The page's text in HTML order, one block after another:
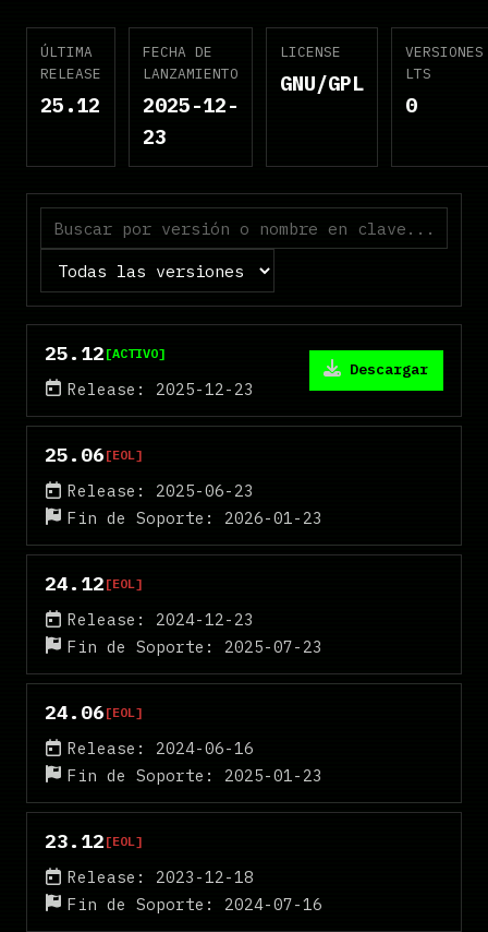
ÚLTIMA
RELEASE
25.12
FECHA DE
LANZAMIENTO
2025-12-
23
LICENSE
GNU/GPL
VERSIONES
LTS
0
Estado
25.12 [ACTIVO]
Release: 2025-12-23
Descargar
25.06 [EOL]
Release: 2025-06-23
Fin de Soporte: 2026-01-23
24.12 [EOL]
Release: 2024-12-23
Fin de Soporte: 2025-07-23
24.06 [EOL]
Release: 2024-06-16
Fin de Soporte: 2025-01-23
23.12 [EOL]
Release: 2023-12-18
Fin de Soporte: 2024-07-16